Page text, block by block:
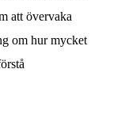
att övervaka
om hur mycket